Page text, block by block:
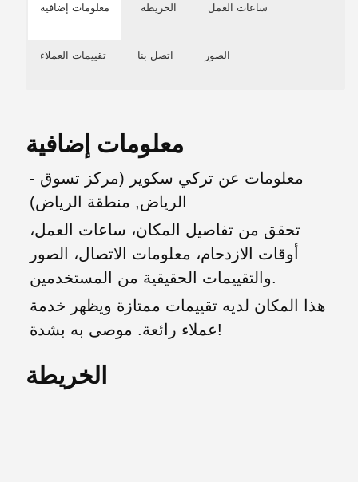
معلومات إضافية الخريطة ساعات العمل
تقييمات العملاء اتصل بنا الصور
معلومات إضافية
معلومات عن تركي سكوير (مركز تسوق -
الرياض, منطقة الرياض)
تحقق من تفاصيل المكان، ساعات العمل،
أوقات الازدحام، معلومات الاتصال، الصور
والتقييمات الحقيقية من المستخدمين.
هذا المكان لديه تقييمات ممتازة ويظهر خدمة
عملاء رائعة. موصى به بشدة!
الخريطة